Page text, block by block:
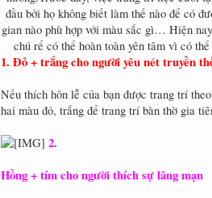
đầu bởi họ không biết làm thế nào để có
gian nào phù hợp với màu sắc gì… Hiện
chú rể có thể hoàn toàn yên tâm vì có
1. Đỏ + trắng cho người yêu nét truyền
Nếu thích hôn lễ của bạn được trang trí
hai màu đỏ, trắng để trang trí bàn thờ gia
2.
Hồng + tím cho người thích sự lãng mạn